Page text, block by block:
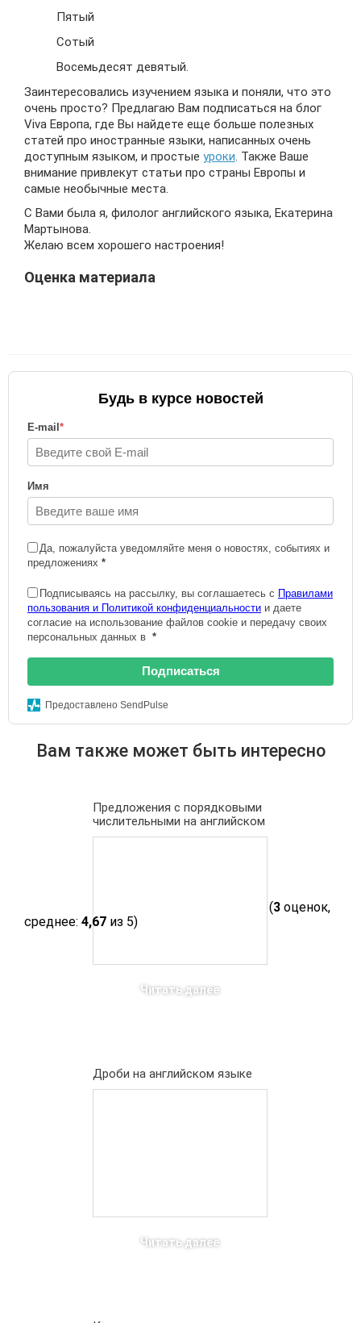
Пятый
Сотый
Восемьдесят девятый.
Заинтересовались изучением языка и поняли, что это
очень просто? Предлагаю Вам подписаться на блог
Viva Европа, где Вы найдете еще больше полезных
статей про иностранные языки, написанных очень
доступным языком, и простые уроки. Также Ваше
внимание привлекут статьи про страны Европы и
самые необычные места.
С Вами была я, филолог английского языка, Екатерина
Мартынова.
Желаю всем хорошего настроения!
Оценка материала
(3 оценок,
среднее: 4,67 из 5)
Будь в курсе новостей
E-mail *
Имя
Да, пожалуйста уведомляйте меня о новостях, событиях и
предложениях *
Подписываясь на рассылку, вы соглашаетесь с Правилами
пользования и Политикой конфиденциальности и даете
согласие на использование файлов cookie и передачу своих
персональных данных в *
Подписаться
Предоставлено SendPulse
Вам также может быть интересно
Предложения с порядковыми
числительными на английском
Читать далее
Дроби на английском языке
Читать далее